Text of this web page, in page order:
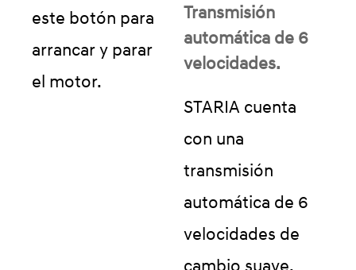
este botón para
arrancar y parar
el motor.
Transmisión
automática de 6
velocidades.
STARIA cuenta
con una
transmisión
automática de 6
velocidades de